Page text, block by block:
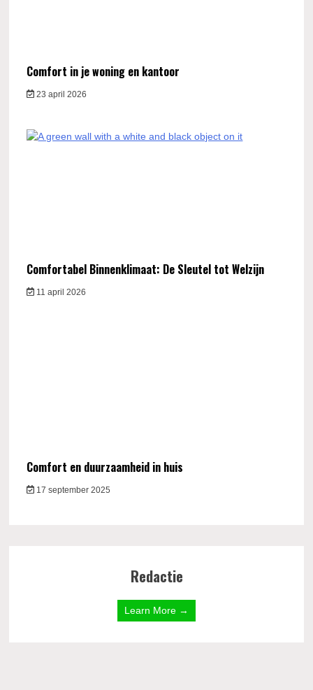
Comfort in je woning en kantoor
23 april 2026
Comfortabel Binnenklimaat: De Sleutel tot Welzijn
11 april 2026
Comfort en duurzaamheid in huis
17 september 2025
Redactie
Learn More →